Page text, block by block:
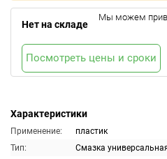
Характеристики
Применение:
пластик
Тип:
Смазка
Нет на складе
Мы можем
Посмотреть цены и сроки